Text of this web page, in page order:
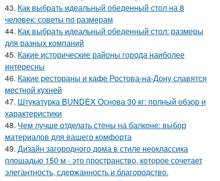
43. Как выбрать идеальный обеденный стол на 8
человек: советы по размерам
44. Как выбрать идеальный обеденный стол: размеры
для разных компаний
45. Какие исторические районы города наиболее
интересны
46. Какие рестораны и кафе Ростова-на-Дону славятся
местной кухней
47. Штукатурка BUNDEX Основа 30 кг: полный обзор и
характеристики
48. Чем лучше отделать стены на балконе: выбор
материалов для вашего комфорта
49. Дизайн загородного дома в стиле неоклассика
площадью 150 м - это пространство, которое сочетает
элегантность, сдержанность и благородство.